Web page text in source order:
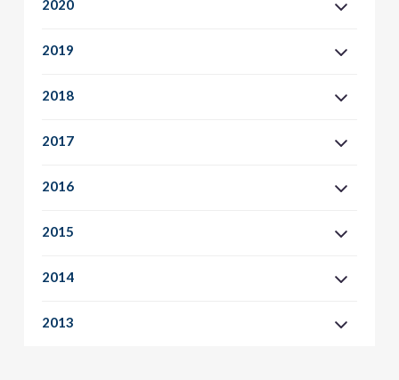
2020
2019
2018
2017
2016
2015
2014
2013